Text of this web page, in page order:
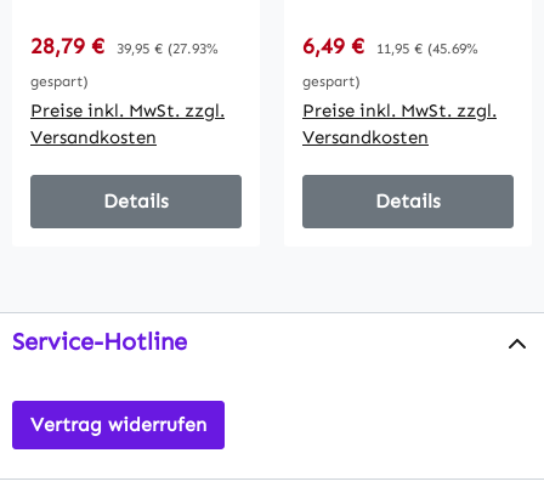
Magnetfuß,10W,
880lm,IP67
Verkaufspreis:
28,79 € Regulärer Preis:
39,95 € (27.93%
gespart)
Preise inkl. MwSt. zzgl.
Versandkosten
Details
400Lumen, 5 Watt,
Magnet
Verkaufspreis:
6,49 € Regulärer Preis:
11,95 € (45.69%
gespart)
Preise inkl. MwSt. zzgl.
Versandkosten
Details
Service-Hotline
Vertrag widerrufen